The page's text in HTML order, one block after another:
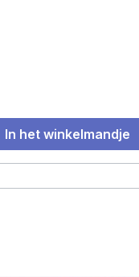
In het winkelmandje